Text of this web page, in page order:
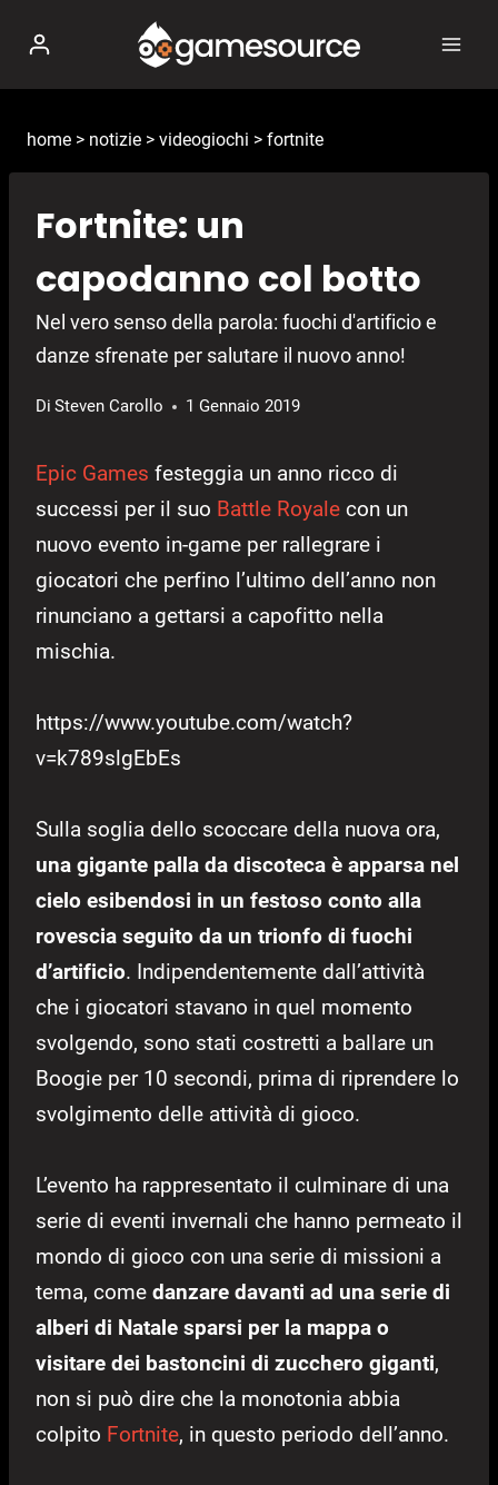
contenuto
home > notizie > videogiochi > fortnite
Fortnite: un
capodanno col botto
Nel vero senso della parola: fuochi d'artificio e
danze sfrenate per salutare il nuovo anno!
Di Steven Carollo 1 Gennaio 2019
Epic Games festeggia un anno ricco di
successi per il suo Battle Royale con un
nuovo evento in-game per rallegrare i
giocatori che perfino l’ultimo dell’anno non
rinunciano a gettarsi a capofitto nella
mischia.
https://www.youtube.com/watch?
v=k789slgEbEs
Sulla soglia dello scoccare della nuova ora,
una gigante palla da discoteca è apparsa nel
cielo esibendosi in un festoso conto alla
rovescia seguito da un trionfo di fuochi
d’artificio. Indipendentemente dall’attività
che i giocatori stavano in quel momento
svolgendo, sono stati costretti a ballare un
Boogie per 10 secondi, prima di riprendere lo
svolgimento delle attività di gioco.
L’evento ha rappresentato il culminare di una
serie di eventi invernali che hanno permeato il
mondo di gioco con una serie di missioni a
tema, come danzare davanti ad una serie di
alberi di Natale sparsi per la mappa o
visitare dei bastoncini di zucchero giganti,
non si può dire che la monotonia abbia
colpito Fortnite, in questo periodo dell’anno.